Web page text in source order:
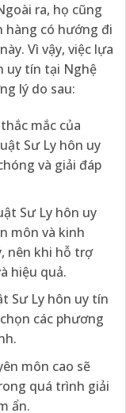
ra, họ cũng
hàng có hướng đi
Vì vậy, việc lựa
uy tín tại Nghệ
lý do sau:
mắc của
Sư Ly hôn uy
và giải đáp
Sư Ly hôn uy
môn và kinh
nên khi hỗ trợ
hiệu quả.
Sư Ly hôn uy tín
các phương
môn cao sẽ
quá trình giải
ẩn.